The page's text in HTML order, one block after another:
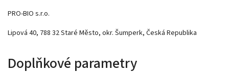
PRO-BIO s.r.o.
Lipová 40, 788 32 Staré Město, okr. Šumperk, Česká Republika
Doplňkové parametry